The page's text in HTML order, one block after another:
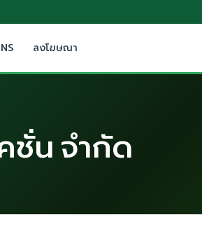
ลงโฆษณา
ชั่น จำกัด